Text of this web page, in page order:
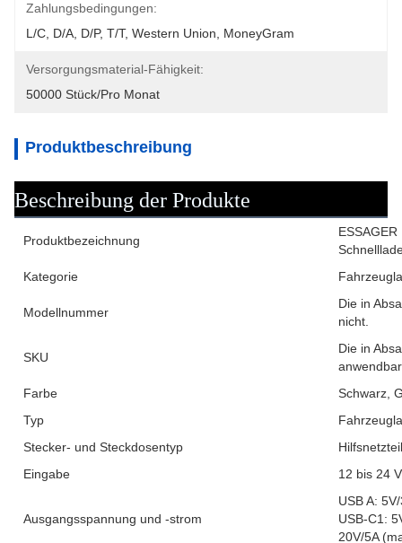
Zahlungsbedingungen:
L/C, D/A, D/P, T/T, Western Union, MoneyGram
Versorgungsmaterial-Fähigkeit:
50000 Stück/pro Monat
Produktbeschreibung
Beschreibung der Produkte
Produktbezeichnung
Kategorie
Modellnummer
Die in
nicht.
SKU
Die in
Farbe
Schwarz,
Typ
Stecker- und Steckdosentyp
Hilfsnetzteil
Eingabe
12 bis 24
Ausgangsspannung und -strom
USB A:
USB-C1:
20V/5A